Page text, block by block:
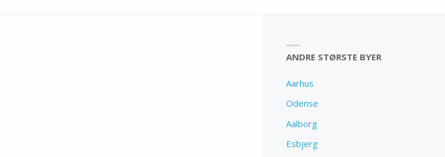
ANDRE STØRSTE BYER
Aarhus
Odense
Aalborg
Esbjerg